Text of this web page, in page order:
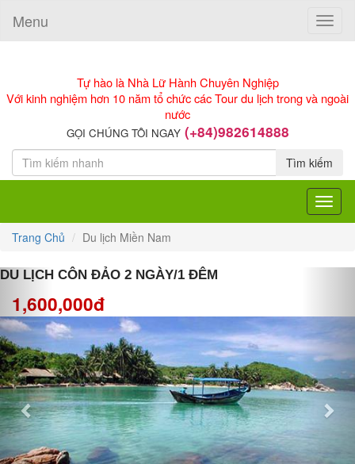
Toggle
Menu
Tự hào là Nhà Lữ Hành Chuyên Nghiệp
Với kinh nghiệm hơn 10 năm tổ chức các Tour du lịch trong và ngoài
nước
GỌI CHÚNG TÔI NGAY(+84)982614888
Tìm kiếm
Toggle
Trang Chủ Du lịch Miền Nam
DU LỊCH CÔN ĐẢO 2 NGÀY/1 ĐÊM
1,600,000đ
Previous